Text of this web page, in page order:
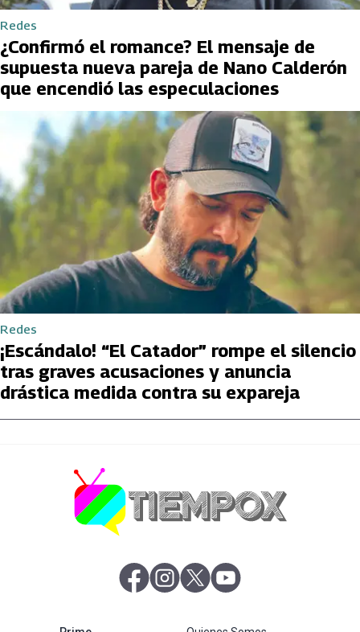
Redes
¿Confirmó el romance? El mensaje de
supuesta nueva pareja de Nano Calderón
que encendió las especulaciones
Redes
¡Escándalo! “El Catador” rompe el silencio
tras graves acusaciones y anuncia
drástica medida contra su expareja
abre en nueva pestaña
abre en nueva pestaña
abre en nueva pestaña